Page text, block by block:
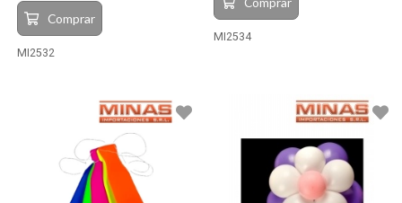
Comprar
MI2532
MI2534